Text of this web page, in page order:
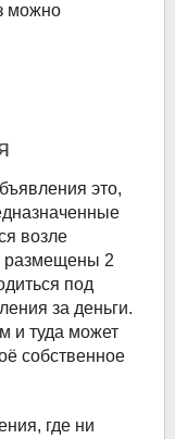
можно
это,
возле
размещены 2
под
за деньги.
и туда может
собственное
где ни